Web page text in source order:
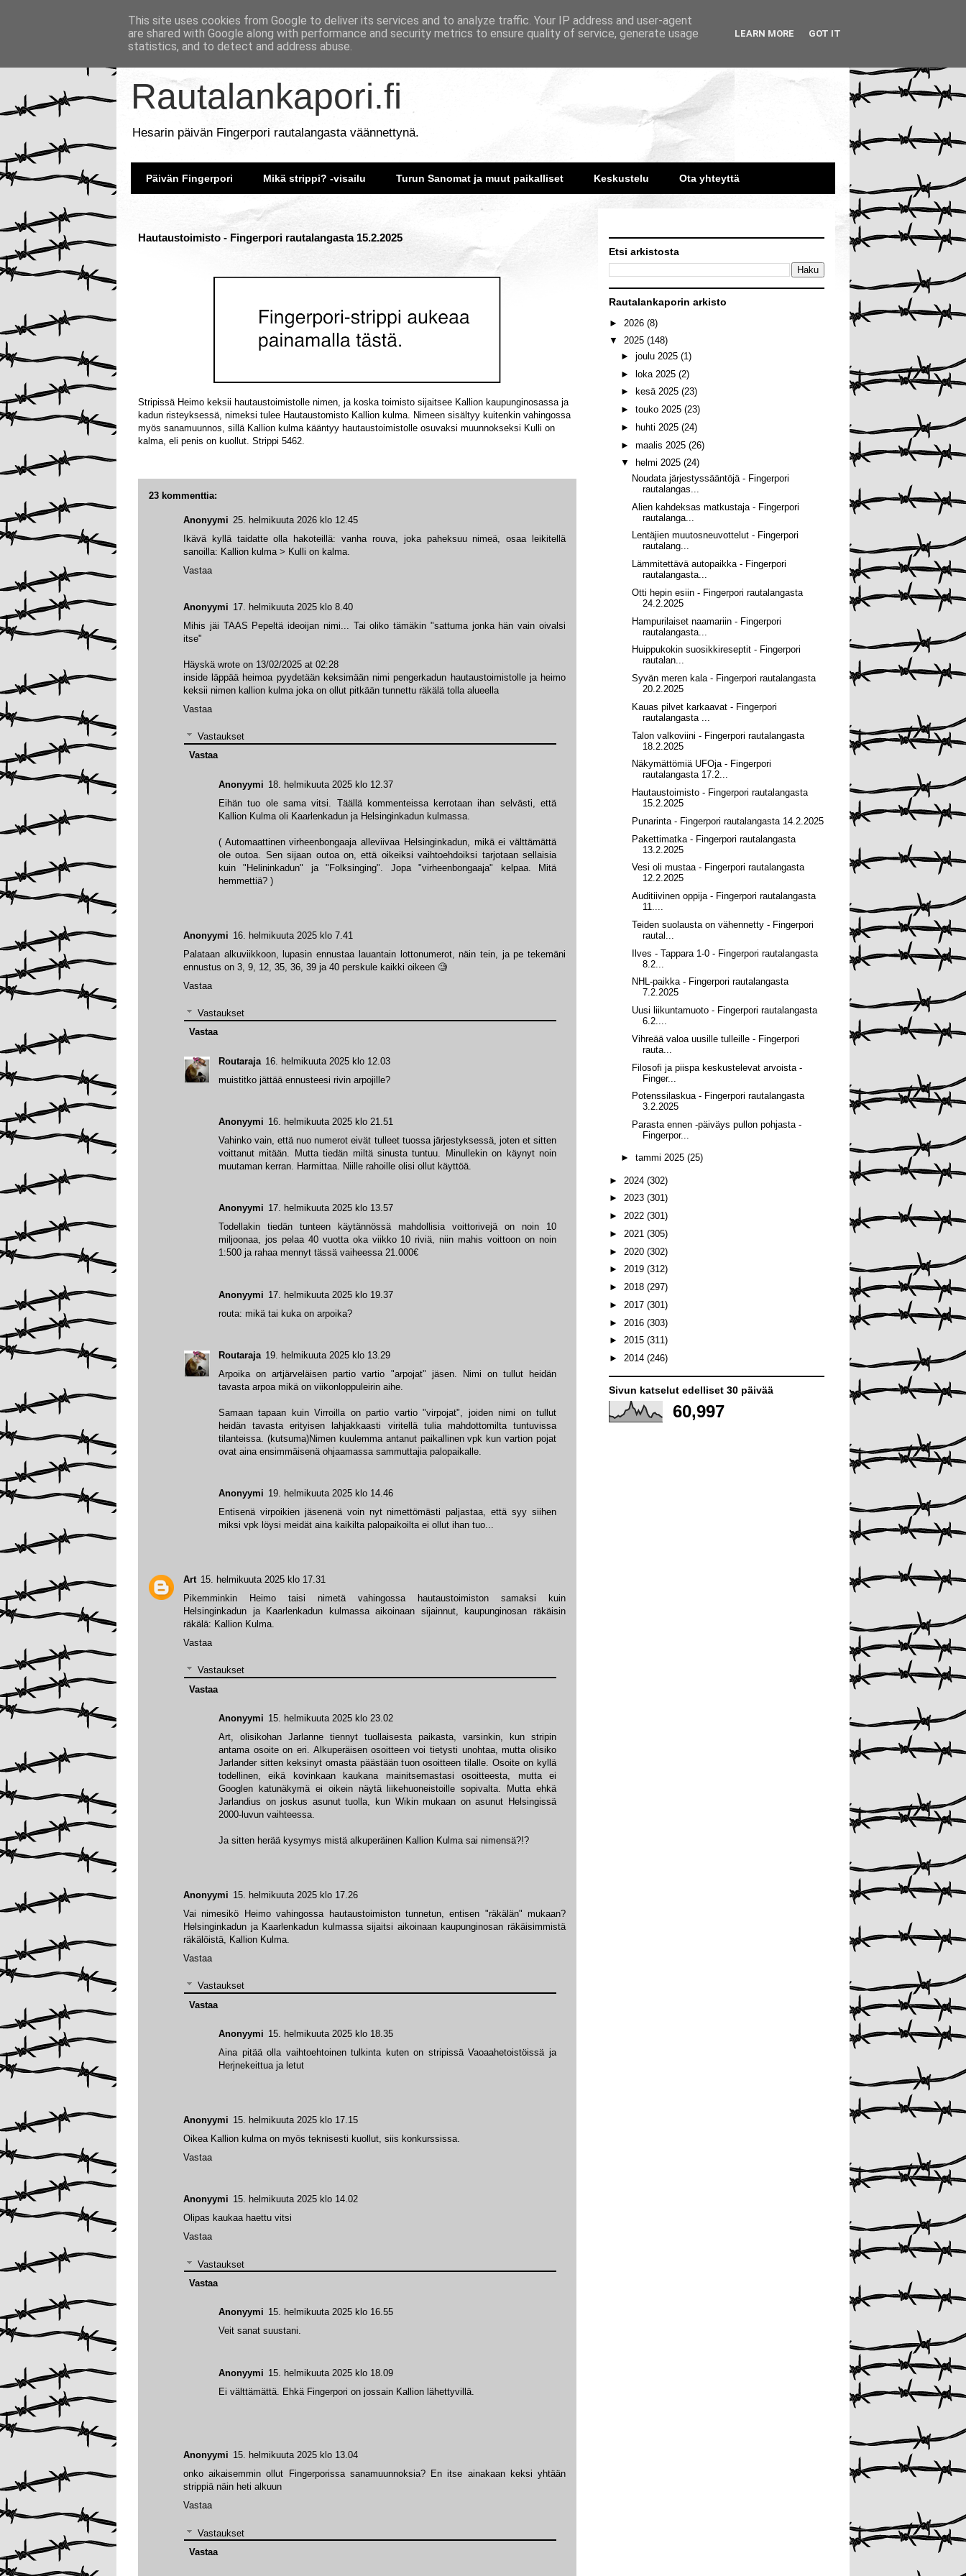
Rautalankapori.fi
Hesarin päivän Fingerpori rautalangasta väännettynä.
Päivän Fingerpori Mikä strippi? -visailu Turun Sanomat ja muut paikalliset Keskustelu Ota yhteyttä
Hautaustoimisto - Fingerpori rautalangasta 15.2.2025
Stripissä Heimo keksii hautaustoimistolle nimen, ja koska toimisto sijaitsee Kallion kaupunginosassa ja
kadun risteyksessä, nimeksi tulee Hautaustomisto Kallion kulma. Nimeen sisältyy kuitenkin vahingossa
myös sanamuunnos, sillä Kallion kulma kääntyy hautaustoimistolle osuvaksi muunnokseksi Kulli on
kalma, eli penis on kuollut. Strippi 5462.
23 kommenttia:
Anonyymi 15. helmikuuta 2025 klo 13.04
onko aikaisemmin ollut Fingerporissa sanamuunnoksia? En itse ainakaan keksi yhtään
strippiä näin heti alkuun
Vastaa
Vastaukset
Vastaa
Anonyymi 15. helmikuuta 2025 klo 14.02
Olipas kaukaa haettu vitsi
Vastaa
Vastaukset
Anonyymi 15. helmikuuta 2025 klo 16.55
Veit sanat suustani.
Anonyymi 15. helmikuuta 2025 klo 18.09
Ei välttämättä. Ehkä Fingerpori on jossain Kallion lähettyvillä.
Vastaa
Anonyymi 15. helmikuuta 2025 klo 17.15
Oikea Kallion kulma on myös teknisesti kuollut, siis konkurssissa.
Vastaa
Anonyymi 15. helmikuuta 2025 klo 17.26
Vai nimesikö Heimo vahingossa hautaustoimiston tunnetun, entisen "räkälän" mukaan?
Helsinginkadun ja Kaarlenkadun kulmassa sijaitsi aikoinaan kaupunginosan räkäisimmistä
räkälöistä, Kallion Kulma.
Vastaa
Vastaukset
Anonyymi 15. helmikuuta 2025 klo 18.35
Aina pitää olla vaihtoehtoinen tulkinta kuten on stripissä Vaoaahetoistöissä ja
Herjnekeittua ja letut
Vastaa
Art 15. helmikuuta 2025 klo 17.31
Pikemminkin Heimo taisi nimetä vahingossa hautaustoimiston samaksi kuin
Helsinginkadun ja Kaarlenkadun kulmassa aikoinaan sijainnut, kaupunginosan räkäisin
räkälä: Kallion Kulma.
Vastaa
Vastaukset
Anonyymi 15. helmikuuta 2025 klo 23.02
Art, olisikohan Jarlanne tiennyt tuollaisesta paikasta, varsinkin, kun stripin
antama osoite on eri. Alkuperäisen osoitteen voi tietysti unohtaa, mutta olisiko
Jarlander sitten keksinyt omasta päästään tuon osoitteen tilalle. Osoite on kyllä
todellinen, eikä kovinkaan kaukana mainitsemastasi osoitteesta, mutta ei
Googlen katunäkymä ei oikein näytä liikehuoneistoille sopivalta. Mutta ehkä
Jarlandius on joskus asunut tuolla, kun Wikin mukaan on asunut Helsingissä
2000-luvun vaihteessa.
Ja sitten herää kysymys mistä alkuperäinen Kallion Kulma sai nimensä?!?
Vastaa
Anonyymi 16. helmikuuta 2025 klo 7.41
Palataan alkuviikkoon, lupasin ennustaa lauantain lottonumerot, näin tein, ja pe tekemäni
ennustus on 3, 9, 12, 35, 36, 39 ja 40 perskule kaikki oikeen 🧐
Vastaa
Vastaukset
Routaraja 16. helmikuuta 2025 klo 12.03
muistitko jättää ennusteesi rivin arpojille?
Anonyymi 16. helmikuuta 2025 klo 21.51
Vahinko vain, että nuo numerot eivät tulleet tuossa järjestyksessä, joten et sitten
voittanut mitään. Mutta tiedän miltä sinusta tuntuu. Minullekin on käynyt noin
muutaman kerran. Harmittaa. Niille rahoille olisi ollut käyttöä.
Anonyymi 17. helmikuuta 2025 klo 13.57
Todellakin tiedän tunteen käytännössä mahdollisia voittorivejä on noin 10
miljoonaa, jos pelaa 40 vuotta oka viikko 10 riviä, niin mahis voittoon on noin
1:500 ja rahaa mennyt tässä vaiheessa 21.000€
Anonyymi 17. helmikuuta 2025 klo 19.37
routa: mikä tai kuka on arpoika?
Routaraja 19. helmikuuta 2025 klo 13.29
Arpoika on artjärveläisen partio vartio "arpojat" jäsen. Nimi on tullut heidän
tavasta arpoa mikä on viikonloppuleirin aihe.
Samaan tapaan kuin Virroilla on partio vartio "virpojat", joiden nimi on tullut
heidän tavasta erityisen lahjakkaasti viritellä tulia mahdottomilta tuntuvissa
tilanteissa. (kutsuma)Nimen kuulemma antanut paikallinen vpk kun vartion pojat
ovat aina ensimmäisenä ohjaamassa sammuttajia palopaikalle.
Anonyymi 19. helmikuuta 2025 klo 14.46
Entisenä virpoikien jäsenenä voin nyt nimettömästi paljastaa, että syy siihen
miksi vpk löysi meidät aina kaikilta palopaikoilta ei ollut ihan tuo...
Vastaa
Anonyymi 17. helmikuuta 2025 klo 8.40
Mihis jäi TAAS Pepeltä ideoijan nimi... Tai oliko tämäkin "sattuma jonka hän vain oivalsi
itse"
Häyskä wrote on 13/02/2025 at 02:28
inside läppää heimoa pyydetään keksimään nimi pengerkadun hautaustoimistolle ja heimo
keksii nimen kallion kulma joka on ollut pitkään tunnettu räkälä tolla alueella
Vastaa
Vastaukset
Anonyymi 18. helmikuuta 2025 klo 12.37
Eihän tuo ole sama vitsi. Täällä kommenteissa kerrotaan ihan selvästi, että
Kallion Kulma oli Kaarlenkadun ja Helsinginkadun kulmassa.
( Automaattinen virheenbongaaja alleviivaa Helsinginkadun, mikä ei välttämättä
ole outoa. Sen sijaan outoa on, että oikeiksi vaihtoehdoiksi tarjotaan sellaisia
kuin "Helininkadun" ja "Folksinging". Jopa "virheenbongaaja" kelpaa. Mitä
hemmettiä? )
Vastaa
Anonyymi 25. helmikuuta 2026 klo 12.45
Ikävä kyllä taidatte olla hakoteillä: vanha rouva, joka paheksuu nimeä, osaa leikitellä
sanoilla: Kallion kulma > Kulli on kalma.
Vastaa
Etsi arkistosta
Rautalankaporin arkisto
► 2026 (8)
▼ 2025 (148)
► joulu 2025 (1)
► loka 2025 (2)
►
kesä 2025 (23)
► touko 2025 (23)
►
huhti 2025 (24)
► maalis 2025 (26)
▼
helmi 2025 (24)
Noudata järjestyssääntöjä - Fingerpori
rautalangas...
Alien kahdeksas matkustaja - Fingerpori
rautalanga...
Lentäjien muutosneuvottelut - Fingerpori
rautalang...
Lämmitettävä autopaikka - Fingerpori
rautalangasta...
Otti hepin esiin - Fingerpori rautalangasta
24.2.2025
Hampurilaiset naamariin - Fingerpori
rautalangasta...
Huippukokin suosikkireseptit - Fingerpori
rautalan...
Syvän meren kala - Fingerpori rautalangasta
20.2.2025
Kauas pilvet karkaavat - Fingerpori
rautalangasta ...
Talon valkoviini - Fingerpori rautalangasta
18.2.2025
Näkymättömiä UFOja - Fingerpori
rautalangasta 17.2...
Hautaustoimisto - Fingerpori rautalangasta
15.2.2025
Punarinta - Fingerpori rautalangasta 14.2.2025
Pakettimatka - Fingerpori rautalangasta
13.2.2025
Vesi oli mustaa - Fingerpori rautalangasta
12.2.2025
Auditiivinen oppija - Fingerpori rautalangasta
11....
Teiden suolausta on vähennetty - Fingerpori
rautal...
Ilves - Tappara 1-0 - Fingerpori rautalangasta
8.2...
NHL-paikka - Fingerpori rautalangasta
7.2.2025
Uusi liikuntamuoto - Fingerpori rautalangasta
6.2....
Vihreää valoa uusille tulleille - Fingerpori
rauta...
Filosofi ja piispa keskustelevat arvoista -
Finger...
Potenssilaskua - Fingerpori rautalangasta
3.2.2025
Parasta ennen -päiväys pullon pohjasta -
Fingerpor...
► tammi 2025 (25)
► 2024 (302)
► 2023 (301)
► 2022 (301)
► 2021 (305)
► 2020 (302)
► 2019 (312)
► 2018 (297)
► 2017 (301)
► 2016 (303)
► 2015 (311)
► 2014 (246)
Sivun katselut edelliset 30 päivää
60,997
This site uses cookies from Google to deliver its services and to analyze traffic. Your IP address and user-agent
are shared with Google along with performance and security metrics to ensure quality of service, generate usage
statistics, and to detect and address abuse.
LEARN MORE GOT IT